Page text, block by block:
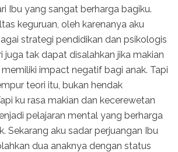
Ibu yang sangat berharga bagiku.
keguruan, oleh karenanya aku
strategi pendidikan dan psikologis
juga tak dapat disalahkan jika makian
impact negatif bagi anak. Tapi
teori itu, bukan hendak
ku rasa makian dan kecerewetan
pelajaran mental yang berharga
Sekarang aku sadar perjuangan Ibu
dua anaknya dengan status